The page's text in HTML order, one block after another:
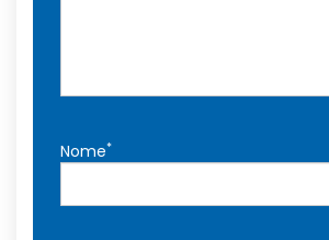
Nome*